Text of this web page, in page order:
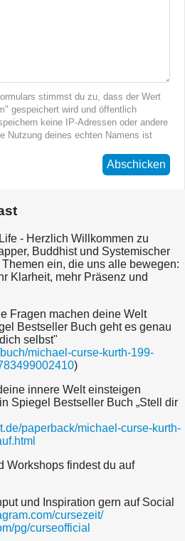
stimmst du zu, dass der Wert
gespeichert wird und öffentlich
keine IP-Adressen oder andere
Nutzung deines echten Namens ist
Abschicken
- Herzlich Willkommen zu
Buddhist und Systemischer
ein, die uns alle bewegen:
Klarheit, mehr Präsenz und
Fragen machen deine Welt
Bestseller Buch geht es genau
selbst"
michael-curse-kurth-199-
)
innere Welt einsteigen
Spiegel Bestseller Buch „Stell dir
paperback/michael-curse-kurth-
Workshops findest du auf
und Inspiration gern auf Social
cursezeit/
pg/curseofficial